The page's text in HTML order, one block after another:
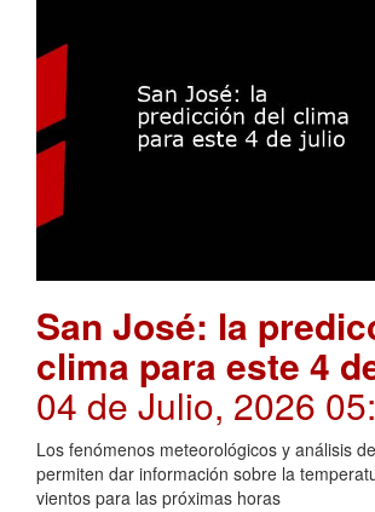
San José: la
clima para este 4
04 de Julio, 2026
Los fenómenos meteorológicos y análisis
permiten dar información sobre la
vientos para las próximas horas